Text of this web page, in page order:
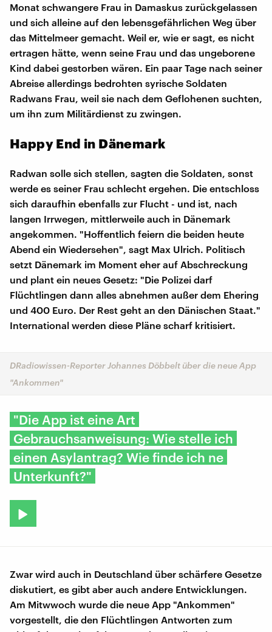
Monat schwangere Frau in Damaskus zurückgelassen
und sich alleine auf den lebensgefährlichen Weg über
das Mittelmeer gemacht. Weil er, wie er sagt, es nicht
ertragen hätte, wenn seine Frau und das ungeborene
Kind dabei gestorben wären. Ein paar Tage nach seiner
Abreise allerdings bedrohten syrische Soldaten
Radwans Frau, weil sie nach dem Geflohenen suchten,
um ihn zum Militärdienst zu zwingen.
Happy End in Dänemark
Radwan solle sich stellen, sagten die Soldaten, sonst
werde es seiner Frau schlecht ergehen. Die entschloss
sich daraufhin ebenfalls zur Flucht - und ist, nach
langen Irrwegen, mittlerweile auch in Dänemark
angekommen. "Hoffentlich feiern die beiden heute
Abend ein Wiedersehen", sagt Max Ulrich. Politisch
setzt Dänemark im Moment eher auf Abschreckung
und plant ein neues Gesetz: "Die Polizei darf
Flüchtlingen dann alles abnehmen außer dem Ehering
und 400 Euro. Der Rest geht an den Dänischen Staat."
International werden diese Pläne scharf kritisiert.
DRadiowissen-Reporter Johannes Döbbelt über die neue App
"Ankommen"
"Die App ist eine Art
Gebrauchsanweisung: Wie stelle ich
einen Asylantrag? Wie finde ich ne
Unterkunft?"
Zwar wird auch in Deutschland über schärfere Gesetze
diskutiert, es gibt aber auch andere Entwicklungen.
Am Mitwwoch wurde die neue App "Ankommen"
vorgestellt, die den Flüchtlingen Antworten zum